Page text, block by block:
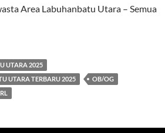
Area Labuhanbatu Utara – Semua
UTARA 2025
UTARA TERBARU 2025
OB/OG